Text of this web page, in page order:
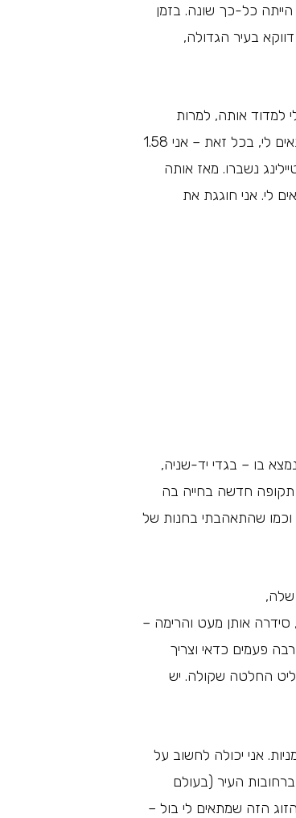
הייתה כל-כך שונה. בזמן
בעיר הגדולה,
למדוד אותה, למרות
שמעולם לא לבשתי טול לפני כן (אלא אם היה מדובר בפורים). כל העובדות האובייקטיביות גרמו לי לחשוב שהיא לא תתאים לי, בכל זאת – אני 1.58
נשברו. מאז אותה
לי. אני חוגגת את
בו – בגדי יד-שניה,
תקופה חדשה בחייה בה
וכמו שהתאהבתי בחנות של
סידרה אותן מעט והרימה –
פעמים כדאי וצריך
החלטה שקולה. יש
אני יכולה לחשוב על
העיר (בעולם
הזה שמתאים לי בול –